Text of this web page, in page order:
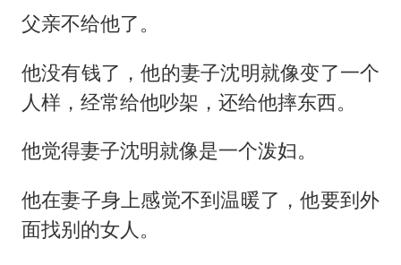
父亲不给他了。
他没有钱了，他的妻子沈明就像变了一个
人样，经常给他吵架，还给他摔东西。
他觉得妻子沈明就像是一个泼妇。
他在妻子身上感觉不到温暖了，他要到外
面找别的女人。